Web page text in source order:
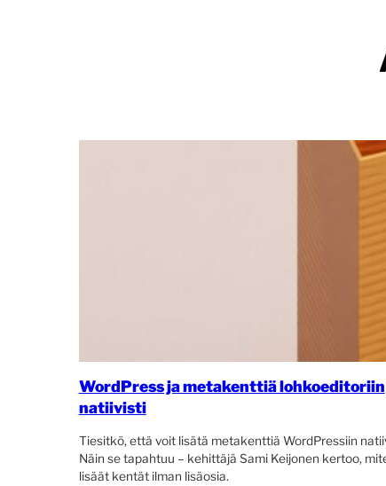
WordPress ja metakenttiä lohkoeditoriin
natiivisti
Tiesitkö, että voit lisätä metakenttiä WordPressiin
Näin se tapahtuu – kehittäjä Sami Keijonen kertoo,
lisäät kentät ilman lisäosia.